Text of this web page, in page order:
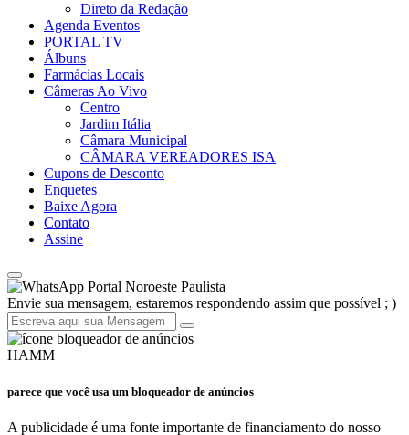
Direto da Redação
Agenda Eventos
PORTAL TV
Álbuns
Farmácias Locais
Câmeras Ao Vivo
Centro
Jardim Itália
Câmara Municipal
CÂMARA VEREADORES ISA
Cupons de Desconto
Enquetes
Baixe Agora
Contato
Assine
Portal Noroeste Paulista
Envie sua mensagem, estaremos respondendo assim que possível ; )
HAMM
parece que você usa um bloqueador de anúncios
A publicidade é uma fonte importante de financiamento do nosso